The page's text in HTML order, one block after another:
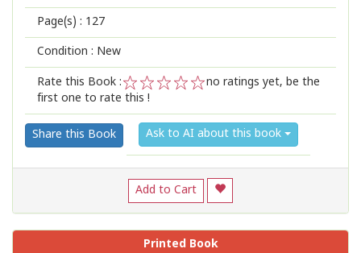
Page(s) : 127
Condition : New
Rate this Book :
2
1
no ratings yet, be the
first one to rate this !
Share this Book Ask to AI about this book
Add to Cart
Printed Book